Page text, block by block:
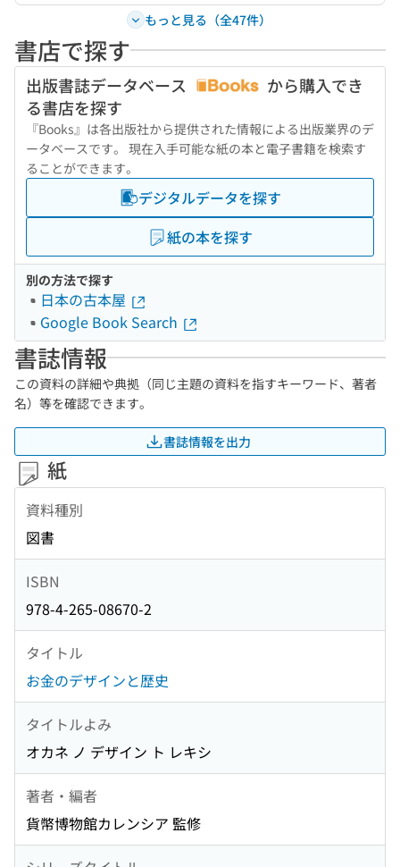
もっと見る（全47件）
書店で探す
出版書誌データベース
から購入でき
る書店を探す
『Books』は各出版社から提供された情報による出版業界のデ
ータベースです。 現在入手可能な紙の本と電子書籍を検索す
ることができます。
デジタルデータを探す
紙の本を探す
別の方法で探す
日本の古本屋
Google Book Search
書誌情報
この資料の詳細や典拠（同じ主題の資料を指すキーワード、著者
名）等を確認できます。
書誌情報を出力
紙
資料種別
図書
ISBN
978-4-265-08670-2
タイトル
お金のデザインと歴史
タイトルよみ
オカネ ノ デザイン ト レキシ
著者・編者
貨幣博物館カレンシア 監修